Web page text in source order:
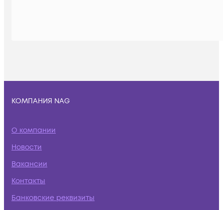
КОМПАНИЯ NAG
О компании
Новости
Вакансии
Контакты
Банковские реквизиты